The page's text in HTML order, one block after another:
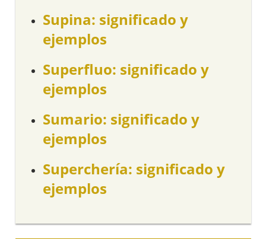
Supina: significado y
ejemplos
Superfluo: significado y
ejemplos
Sumario: significado y
ejemplos
Superchería: significado y
ejemplos